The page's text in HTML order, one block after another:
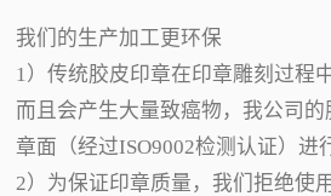
我们的生产加工更环保
1）传统胶皮印章在印章雕刻过程
而且会产生大量致癌物，我公司
章面（经过ISO9002检测认证）进
2）为保证印章质量，我们拒绝使